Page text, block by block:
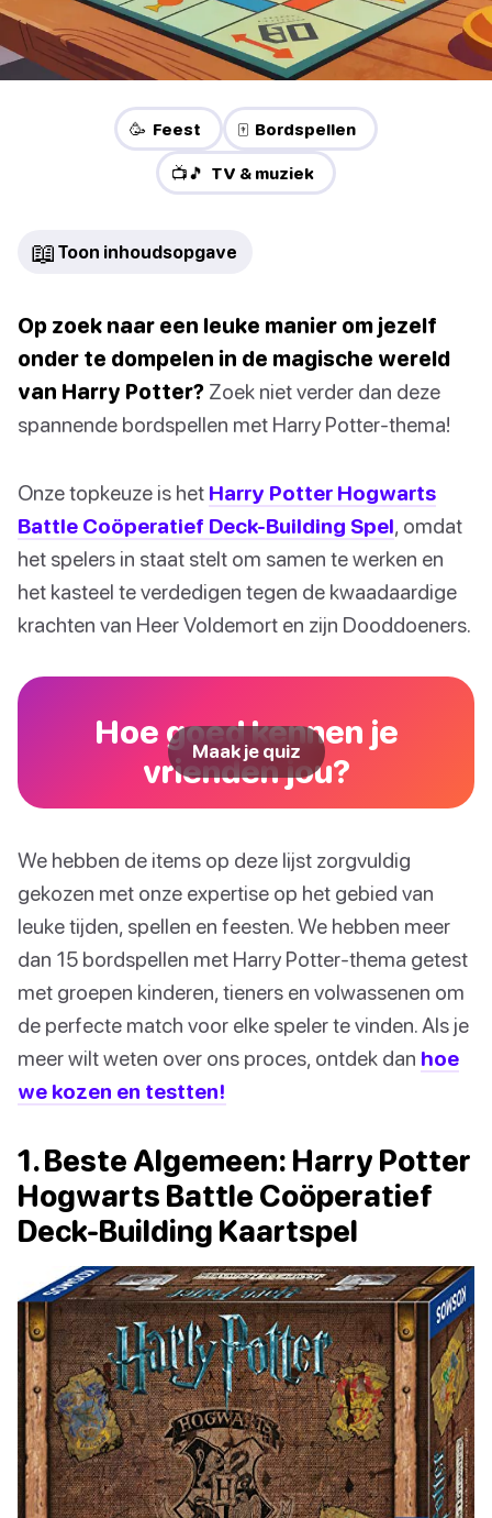
🥳 Feest 🀄 Bordspellen
📺🎵 TV & muziek
📖 Toon inhoudsopgave
Op zoek naar een leuke manier om jezelf
onder te dompelen in de magische wereld
van Harry Potter? Zoek niet verder dan deze
spannende bordspellen met Harry Potter-thema!
Onze topkeuze is het Harry Potter Hogwarts
Battle Coöperatief Deck-Building Spel, omdat
het spelers in staat stelt om samen te werken en
het kasteel te verdedigen tegen de kwaadaardige
krachten van Heer Voldemort en zijn Dooddoeners.
Hoe goed kennen je
vrienden jou?
Maak je quiz
We hebben de items op deze lijst zorgvuldig
gekozen met onze expertise op het gebied van
leuke tijden, spellen en feesten. We hebben meer
dan 15 bordspellen met Harry Potter-thema getest
met groepen kinderen, tieners en volwassenen om
de perfecte match voor elke speler te vinden. Als je
meer wilt weten over ons proces, ontdek dan hoe
we kozen en testten!
1. Beste Algemeen: Harry Potter
Hogwarts Battle Coöperatief
Deck-Building Kaartspel